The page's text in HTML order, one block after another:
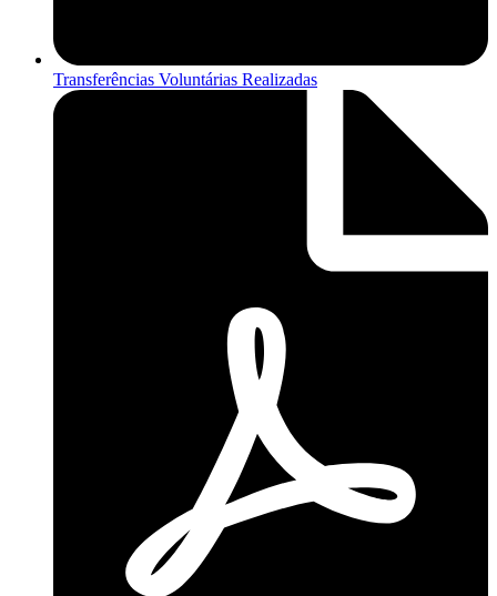
Transferências Voluntárias Realizadas